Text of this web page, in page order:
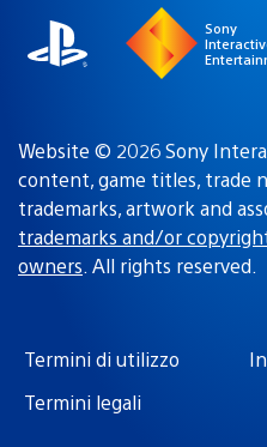
Sony
Website © 2026 Sony
content, game titles, trade
trademarks, artwork and
trademarks and/or
owners. All rights reserved.
Termini di utilizzo
Termini legali